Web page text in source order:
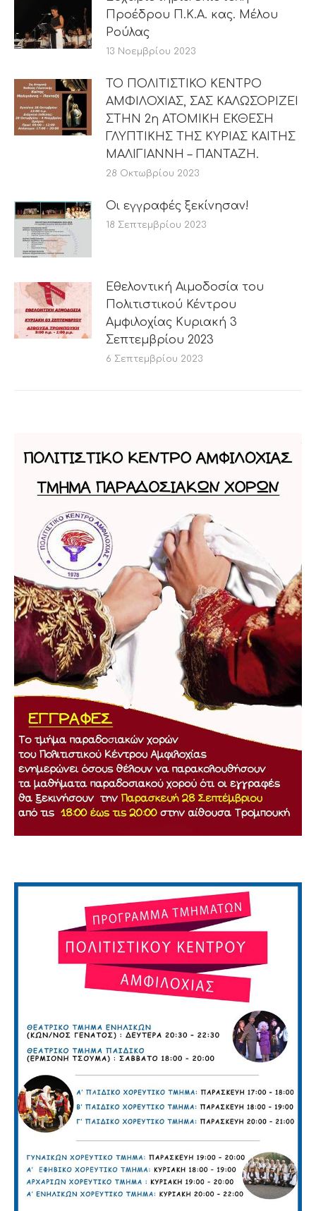
Προέδρου Π.Κ.Α. κας. Μέλου
Ρούλας
13 Νοεμβρίου 2023
ΤΟ ΠΟΛΙΤΙΣΤΙΚΟ ΚΕΝΤΡΟ
ΑΜΦΙΛΟΧΙΑΣ, ΣΑΣ ΚΑΛΩΣΟΡΙΖΕΙ
ΣΤΗΝ 2η ΑΤΟΜΙΚΗ ΕΚΘΕΣΗ
ΓΛΥΠΤΙΚΗΣ ΤΗΣ ΚΥΡΙΑΣ ΚΑΙΤΗΣ
ΜΑΛΙΓΙΑΝΝΗ – ΠΑΝΤΑΖΗ.
28 Οκτωβρίου 2023
Οι εγγραφές ξεκίνησαν!
18 Σεπτεμβρίου 2023
Εθελοντική Αιμοδοσία του
Πολιτιστικού Κέντρου
Αμφιλοχίας Κυριακή 3
Σεπτεμβρίου 2023
6 Σεπτεμβρίου 2023